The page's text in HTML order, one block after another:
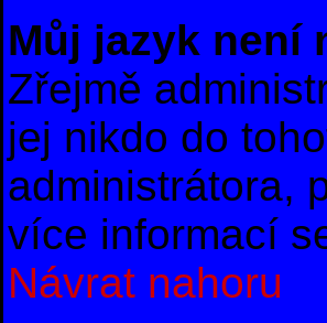
Můj jazyk není
Zřejmě
jej nikdo do
administrátora,
více informací
Návrat nahoru